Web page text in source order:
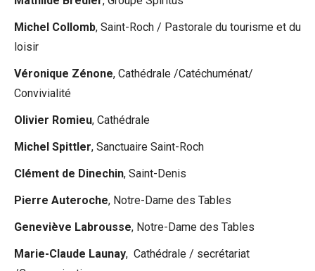
Michel Collomb, Saint-Roch / Pastorale du tourisme et du
loisir
Véronique Zénone, Cathédrale /Catéchuménat/
Convivialité
Olivier Romieu, Cathédrale
Michel Spittler, Sanctuaire Saint-Roch
Clément de Dinechin, Saint-Denis
Pierre Auteroche, Notre-Dame des Tables
Geneviève Labrousse, Notre-Dame des Tables
Marie-Claude Launay, Cathédrale / secrétariat